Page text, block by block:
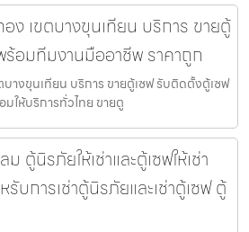
ง เขตบางขุนเทียน บริการ ขายตู้
อมทีมงานมืออาชีพ ราคาถูก
บางขุนเทียน บริการ ขายตู้เซฟ รับติดตั้งตู้เซฟ
ให้บริการทั่วไทย ขายตู
ตู้นิรภัยให้เช่าและตู้เซฟให้เช่า
บการเช่าตู้นิรภัยและเช่าตู้เซฟ ตู้